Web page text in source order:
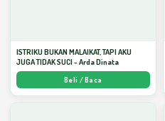
ISTRIKU BUKAN MALAIKAT, TAPI AKU
JUGA TIDAK SUCI - Arda Dinata
Beli / Baca